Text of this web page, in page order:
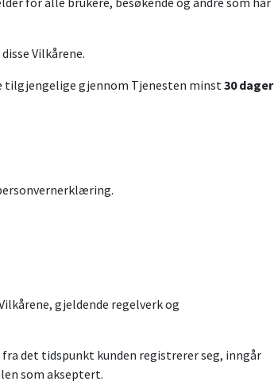
Vilkårene.
tilgjengelige gjennom Tjenesten minst30 dager
gjeldende regelverk og
det tidspunkt kunden registrerer seg, inngår
som akseptert.